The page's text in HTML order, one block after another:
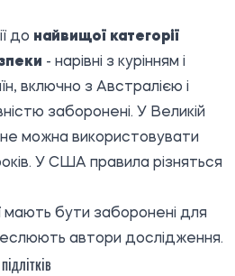
до найвищої категорії
- нарівні з курінням і
включно з Австралією і
заборонені. У Великій
не можна використовувати
У США правила різняться
бути заборонені для
автори дослідження.